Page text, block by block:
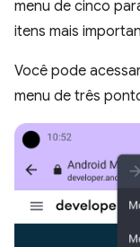
menu de cinco
itens mais
Você pode
menu de três